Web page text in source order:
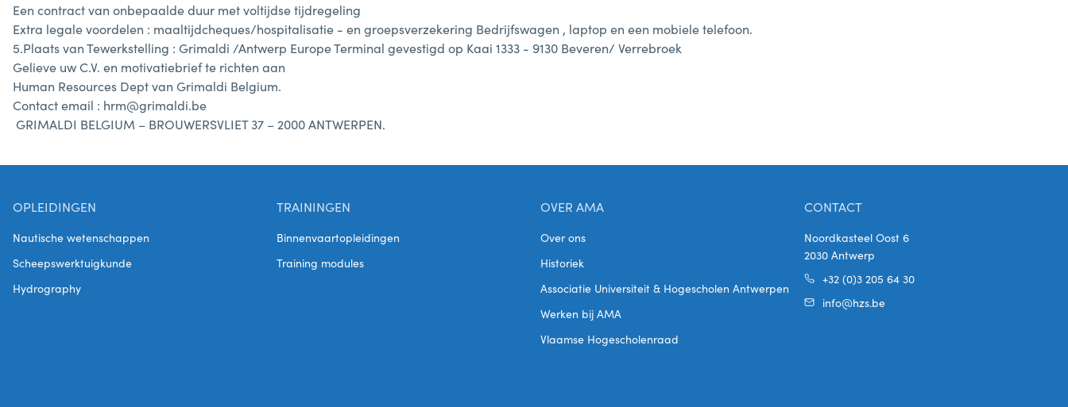
Een contract van onbepaalde duur met voltijdse tijdregeling
Extra legale voordelen : maaltijdcheques/hospitalisatie - en groepsverzekering Bedrijfswagen , laptop en een mobiele telefoon.
5.Plaats van Tewerkstelling : Grimaldi /Antwerp Europe Terminal gevestigd op Kaai 1333 - 9130 Beveren/ Verrebroek
Gelieve uw C.V. en motivatiebrief te richten aan
Human Resources Dept van Grimaldi Belgium.
Contact email : hrm@grimaldi.be
GRIMALDI BELGIUM – BROUWERSVLIET 37 – 2000 ANTWERPEN.
OPLEIDINGEN
Nautische wetenschappen
Scheepswerktuigkunde
Hydrography
TRAININGEN
Binnenvaartopleidingen
Training modules
OVER AMA
Over ons
Historiek
Associatie Universiteit & Hogescholen Antwerpen
Werken bij AMA
Vlaamse Hogescholenraad
CONTACT
Noordkasteel Oost 6
2030 Antwerp
+32 (0)3 205 64 30
info@hzs.be